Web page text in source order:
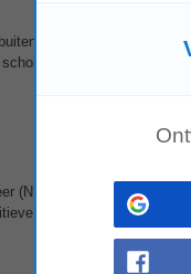
buitensfeer en buitenpotterie
• Ben je minimaal
(NL) The future looks
klantbeleving? Kom bij